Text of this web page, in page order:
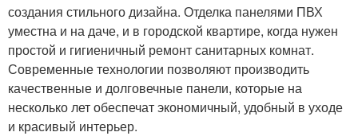
создания стильного дизайна. Отделка панелями ПВХ
уместна и на даче, и в городской квартире, когда нужен
простой и гигиеничный ремонт санитарных комнат.
Современные технологии позволяют производить
качественные и долговечные панели, которые на
несколько лет обеспечат экономичный, удобный в уходе
и красивый интерьер.